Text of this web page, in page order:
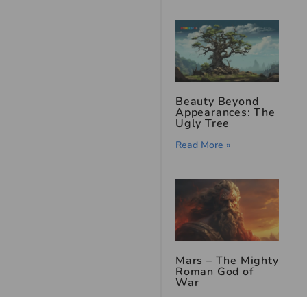
Beauty Beyond
Appearances: The
Ugly Tree
Read More »
Mars – The Mighty
Roman God of
War